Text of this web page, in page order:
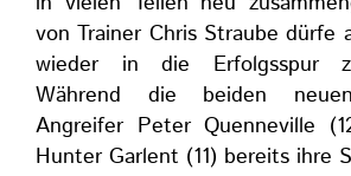
von Trainer Chris Straube dürfe
wieder in die Erfolgsspur
Während die beiden
Angreifer Peter Quenneville
Hunter Garlent (11) bereits ihre